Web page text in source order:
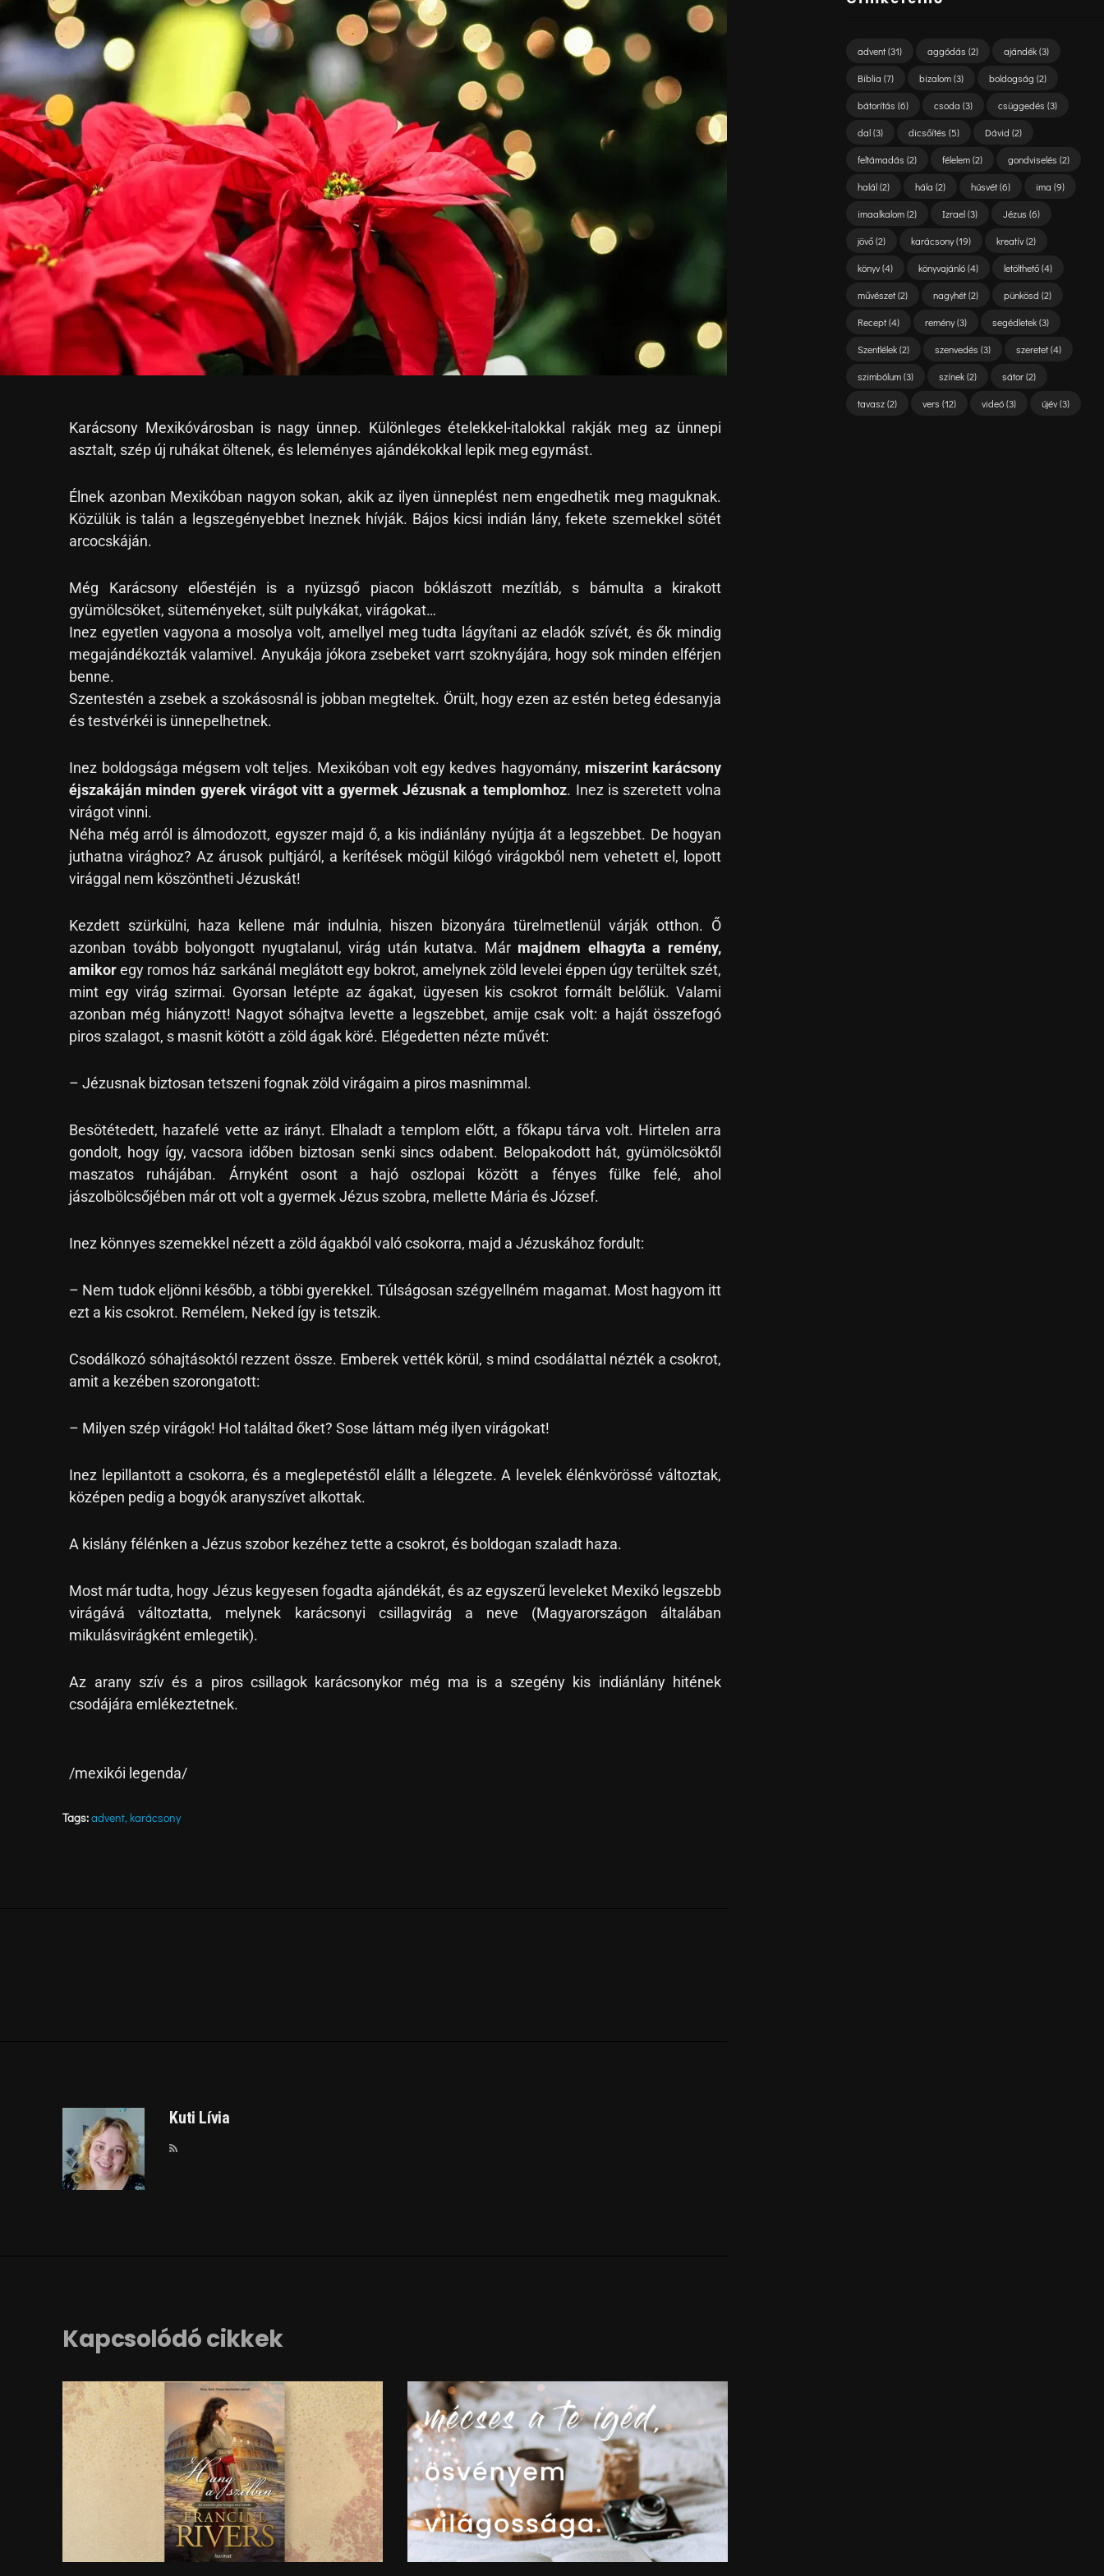
Karácsony Mexikóvárosban is nagy ünnep. Különleges ételekkel-italokkal rakják meg az ünnepi
asztalt, szép új ruhákat öltenek, és leleményes ajándékokkal lepik meg egymást.
Élnek azonban Mexikóban nagyon sokan, akik az ilyen ünneplést nem engedhetik meg maguknak.
Közülük is talán a legszegényebbet Ineznek hívják. Bájos kicsi indián lány, fekete szemekkel sötét
arcocskáján.
Még Karácsony előestéjén is a nyüzsgő piacon bóklászott mezítláb, s bámulta a kirakott
gyümölcsöket, süteményeket, sült pulykákat, virágokat…
Inez egyetlen vagyona a mosolya volt, amellyel meg tudta lágyítani az eladók szívét, és ők mindig
megajándékozták valamivel. Anyukája jókora zsebeket varrt szoknyájára, hogy sok minden elférjen
benne.
Szentestén a zsebek a szokásosnál is jobban megteltek. Örült, hogy ezen az estén beteg édesanyja
és testvérkéi is ünnepelhetnek.
Inez boldogsága mégsem volt teljes. Mexikóban volt egy kedves hagyomány, miszerint karácsony
éjszakáján minden gyerek virágot vitt a gyermek Jézusnak a templomhoz. Inez is szeretett volna
virágot vinni.
Néha még arról is álmodozott, egyszer majd ő, a kis indiánlány nyújtja át a legszebbet. De hogyan
juthatna virághoz? Az árusok pultjáról, a kerítések mögül kilógó virágokból nem vehetett el, lopott
virággal nem köszöntheti Jézuskát!
Kezdett szürkülni, haza kellene már indulnia, hiszen bizonyára türelmetlenül várják otthon. Ő
azonban tovább bolyongott nyugtalanul, virág után kutatva. Már majdnem elhagyta a remény,
amikoregy romos ház sarkánál meglátott egy bokrot, amelynek zöld levelei éppen úgy terültek szét,
mint egy virág szirmai. Gyorsan letépte az ágakat, ügyesen kis csokrot formált belőlük. Valami
azonban még hiányzott! Nagyot sóhajtva levette a legszebbet, amije csak volt: a haját összefogó
piros szalagot, s masnit kötött a zöld ágak köré. Elégedetten nézte művét:
– Jézusnak biztosan tetszeni fognak zöld virágaim a piros masnimmal.
Besötétedett, hazafelé vette az irányt. Elhaladt a templom előtt, a főkapu tárva volt. Hirtelen arra
gondolt, hogy így, vacsora időben biztosan senki sincs odabent. Belopakodott hát, gyümölcsöktől
maszatos ruhájában. Árnyként osont a hajó oszlopai között a fényes fülke felé, ahol
jászolbölcsőjében már ott volt a gyermek Jézus szobra, mellette Mária és József.
Inez könnyes szemekkel nézett a zöld ágakból való csokorra, majd a Jézuskához fordult:
– Nem tudok eljönni később, a többi gyerekkel. Túlságosan szégyellném magamat. Most hagyom itt
ezt a kis csokrot. Remélem, Neked így is tetszik.
Csodálkozó sóhajtásoktól rezzent össze. Emberek vették körül, s mind csodálattal nézték a csokrot,
amit a kezében szorongatott:
– Milyen szép virágok! Hol találtad őket? Sose láttam még ilyen virágokat!
Inez lepillantott a csokorra, és a meglepetéstől elállt a lélegzete. A levelek élénkvörössé változtak,
középen pedig a bogyók aranyszívet alkottak.
A kislány félénken a Jézus szobor kezéhez tette a csokrot, és boldogan szaladt haza.
Most már tudta, hogy Jézus kegyesen fogadta ajándékát, és az egyszerű leveleket Mexikó legszebb
virágává változtatta, melynek karácsonyi csillagvirág a neve (Magyarországon általában
mikulásvirágként emlegetik).
Az arany szív és a piros csillagok karácsonykor még ma is a szegény kis indiánlány hitének
csodájára emlékeztetnek.
/mexikói legenda/
Tags:advent,karácsony
Kuti Lívia
Kapcsolódó cikkek
advent(31) aggódás (2) ajándék(3)
Biblia (7) bizalom(3) boldogság (2)
bátorítás (6) csoda (3) csüggedés (3)
dal(3) dicsőítés (5) Dávid (2)
feltámadás (2) félelem(2) gondviselés (2)
halál(2) hála (2) húsvét(6) ima (9)
imaalkalom(2) Izrael(3) Jézus (6)
jövő(2) karácsony(19) kreatív(2)
könyv(4) könyvajánló(4) letölthető(4)
művészet(2) nagyhét(2) pünkösd (2)
Recept(4) remény(3) segédletek(3)
Szentlélek(2) szenvedés (3) szeretet(4)
szimbólum(3) színek(2) sátor(2)
tavasz(2) vers (12) videó(3) újév(3)